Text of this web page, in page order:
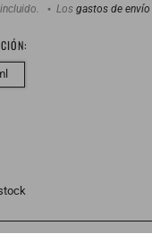
Losgastos de envío